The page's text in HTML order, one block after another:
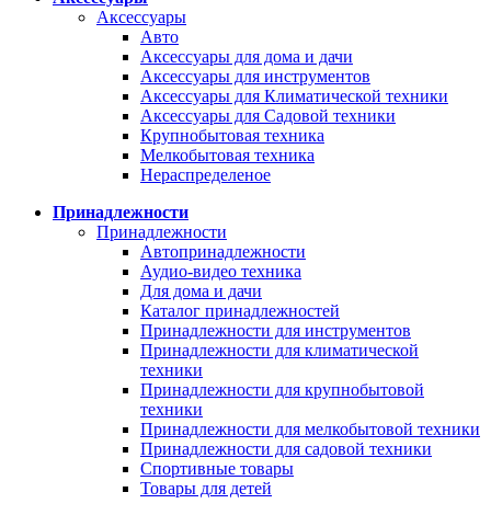
Аксессуары
Авто
Аксессуары для дома и дачи
Аксессуары для инструментов
Аксессуары для Климатической техники
Аксессуары для Садовой техники
Крупнобытовая техника
Мелкобытовая техника
Нераспределеное
Принадлежности
Принадлежности
Автопринадлежности
Аудио-видео техника
Для дома и дачи
Каталог принадлежностей
Принадлежности для инструментов
Принадлежности для климатической
техники
Принадлежности для крупнобытовой
техники
Принадлежности для мелкобытовой техники
Принадлежности для садовой техники
Спортивные товары
Товары для детей